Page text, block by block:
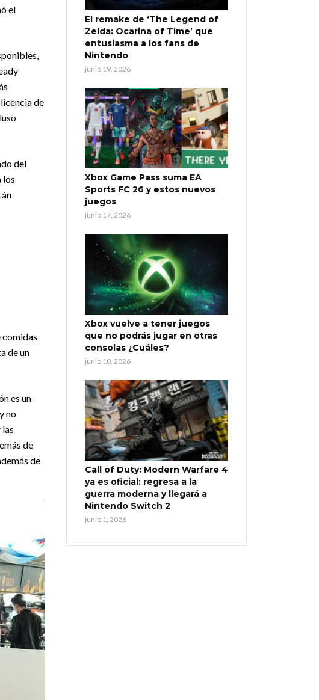
el
de
del
los
comidas
de un
es un
no
de
de
El remake de ‘The Legend of
Zelda: Ocarina of Time’ que
entusiasma a los fans de
Nintendo
junio 19, 2026
Xbox Game Pass suma EA
Sports FC 26 y estos nuevos
juegos
junio 17, 2026
Xbox vuelve a tener juegos
que no podrás jugar en otras
consolas ¿Cuáles?
junio 10, 2026
Call of Duty: Modern Warfare 4
ya es oficial: regresa a la
guerra moderna y llegará a
Nintendo Switch 2
junio 1, 2026